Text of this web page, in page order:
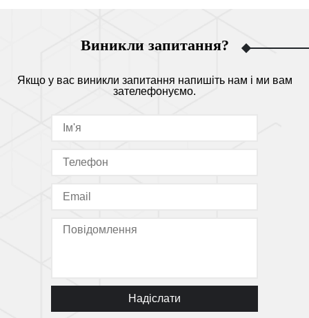
Виникли запитання?
Якщо у вас виникли запитання напишіть нам і ми вам
зателефонуємо.
Надіслати